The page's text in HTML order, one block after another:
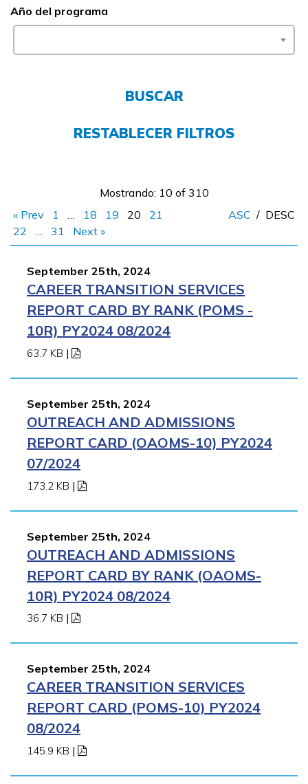
CONECTARSE
COMIENZA YA
Año del programa
BUSCAR
RESTABLECER FILTROS
Mostrando: 10 of 310
« Prev
1 … 18 19 20
21
22
… 31 Next »
ASC / DESC
September 25th, 2024
CAREER TRANSITION SERVICES
REPORT CARD BY RANK (POMS -
10R) PY2024 08/2024
63.7 KB |
September 25th, 2024
OUTREACH AND ADMISSIONS
REPORT CARD (OAOMS-10) PY2024
07/2024
173.2 KB |
September 25th, 2024
OUTREACH AND ADMISSIONS
REPORT CARD BY RANK (OAOMS-
10R) PY2024 08/2024
36.7 KB |
September 25th, 2024
CAREER TRANSITION SERVICES
REPORT CARD (POMS-10) PY2024
08/2024
145.9 KB |